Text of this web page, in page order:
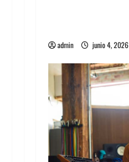
admin junio 4, 2026